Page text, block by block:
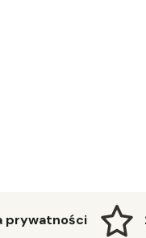
prywatności